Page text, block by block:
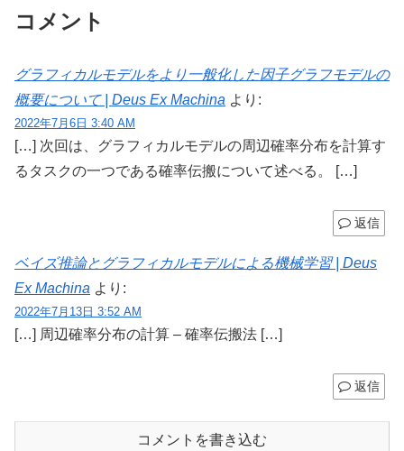
コメント
グラフィカルモデルをより一般化した因子グラフモデルの
概要について | Deus Ex Machina より:
2022年7月6日 3:40 AM
[…] 次回は、グラフィカルモデルの周辺確率分布を計算す
るタスクの一つである確率伝搬について述べる。 […]
返信
ベイズ推論とグラフィカルモデルによる機械学習 | Deus
Ex Machina より:
2022年7月13日 3:52 AM
[…] 周辺確率分布の計算 – 確率伝搬法 […]
返信
コメントを書き込む